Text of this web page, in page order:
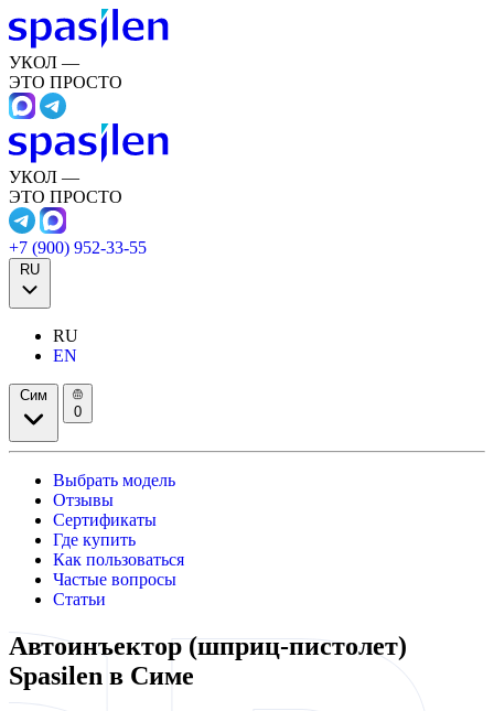
УКОЛ —
ЭТО ПРОСТО
УКОЛ —
ЭТО ПРОСТО
+7 (900) 952-33-55
RU
RU
EN
Сим
0
Выбрать модель
Отзывы
Сертификаты
Где купить
Как пользоваться
Частые вопросы
Статьи
Автоинъектор (шприц-пистолет)
Spasilen в Симе